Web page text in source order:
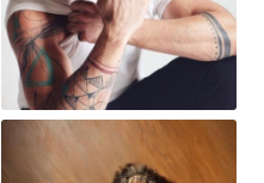
Obrázek